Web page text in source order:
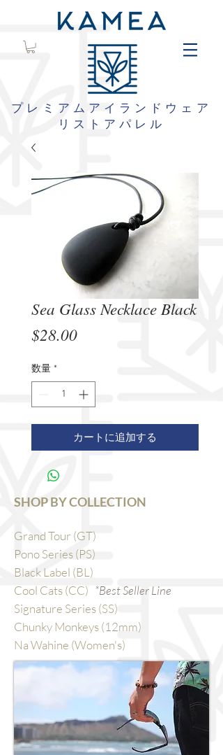
プレミアムアイランドウェア
リストアパレル
Sea Glass Necklace Black
$28.00価
数量 *
カートに追加する
SHOP BY COLLECTION
Grand Tour (GT)
Pono Series (PS)
Black Label (BL)
Cool Cats (CC) *Best Seller Line
Signature Series (SS)
Chunky Monkeys (12mm)
Na Wahine (Women's)